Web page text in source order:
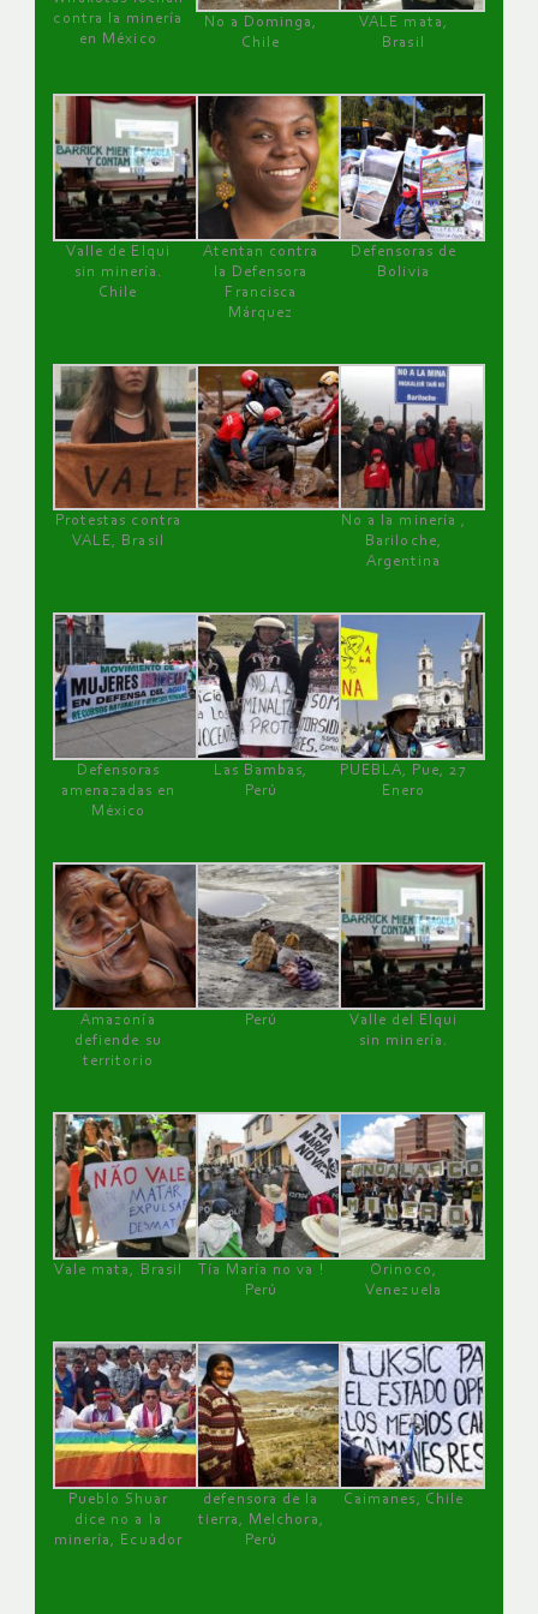
contra la minería
en México
No a Dominga,
Chile
VALE mata,
Brasil
Valle de Elqui
sin minería.
Chile
Atentan contra
la Defensora
Francisca
Márquez
Defensoras de
Bolivia
Protestas contra
VALE, Brasil
No a la minería ,
Bariloche,
Argentina
Defensoras
amenazadas en
México
Las Bambas,
Perú
PUEBLA, Pue, 27
Enero
Amazonía
defiende su
territorio
Perú
Valle del Elqui
sin minería.
Vale mata, Brasil
Tía María no va !
Perú
Orinoco,
Venezuela
Pueblo Shuar
dice no a la
minería, Ecuador
defensora de la
tierra, Melchora,
Perú
Caimanes, Chile